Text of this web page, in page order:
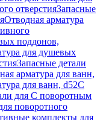
отверстияЗапасные
Отводная арматура
поддонов,
для душевых
Запасные детали
арматура для ванн,
для ванн, d52С
для С поворотным
поворотного
комплекты для